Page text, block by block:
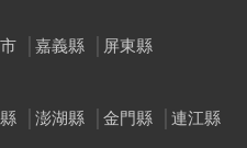
嘉義縣
屏東縣
澎湖縣 金門縣 連江縣